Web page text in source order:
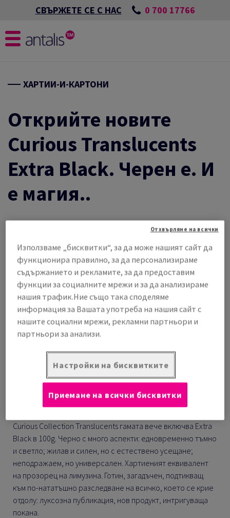
СВЪРЖЕТЕ СЕ С НАС 0 700 17766
ХАРТИИ-И-КАРТОНИ
Открийте новите
Curious Translucents
Extra Black. Черен е. И
е магия..
Споделете
Разпечатайте
Curious Collection Translucents гамата вече включва Extra
Black в 100g. Черно с много аспекти: едновременно тъмно
и светло; жилав и силен, но с естествено усещане;
неподражаем, но универсален. Хартиеният еквивалент
на прозорец на лимузина. Готин, загадъчен, подтикващ
към по-нататъшно разследване на всичко, което се крие
отдолу: луксозна публикация, нов продукт, интригуваща
покана.
Използваме „бисквитки“, за да може нашият сайт да
функционира правилно, за да персонализираме
съдържанието и рекламите, за да предоставим
функции за социалните мрежи и за да анализираме
нашия трафик.Ние също така споделяме
информация за Вашата употреба на нашия сайт с
нашите социални мрежи, рекламни партньори и
партньори за анализи.
Настройки на бисквитките
Отхвърляне на всички
Приемане на всички бисквитки